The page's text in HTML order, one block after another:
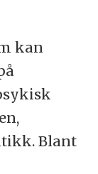
kan
Blant